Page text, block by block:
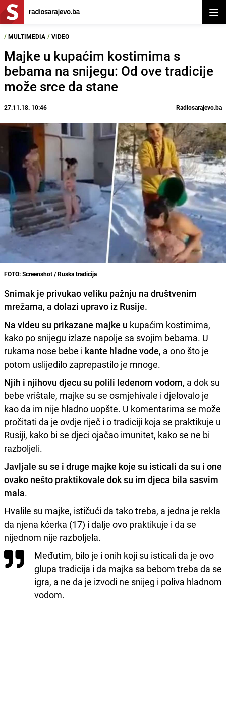
/ MULTIMEDIA / VIDEO
Majke u kupaćim kostimima s
bebama na snijegu: Od ove tradicije
može srce da stane
27.11.18. 10:46 Radiosarajevo.ba
FOTO: Screenshot / Ruska tradicija
Snimak je privukao veliku pažnju na društvenim
mrežama, a dolazi upravo iz Rusije.
Na videu su prikazane majke u kupaćim kostimima,
kako po snijegu izlaze napolje sa svojim bebama. U
rukama nose bebe i kante hladne vode, a ono što je
potom uslijedilo zaprepastilo je mnoge.
Njih i njihovu djecu su polili ledenom vodom, a dok su
bebe vrištale, majke su se osmjehivale i djelovalo je
kao da im nije hladno uopšte. U komentarima se može
pročitati da je ovdje riječ i o tradiciji koja se praktikuje u
Rusiji, kako bi se djeci ojačao imunitet, kako se ne bi
razboljeli.
Javljale su se i druge majke koje su isticali da su i one
ovako nešto praktikovale dok su im djeca bila sasvim
mala.
Hvalile su majke, ističući da tako treba, a jedna je rekla
da njena kćerka (17) i dalje ovo praktikuje i da se
nijednom nije razboljela.
Međutim, bilo je i onih koji su isticali da je ovo
glupa tradicija i da majka sa bebom treba da se
igra, a ne da je izvodi ne snijeg i poliva hladnom
vodom.